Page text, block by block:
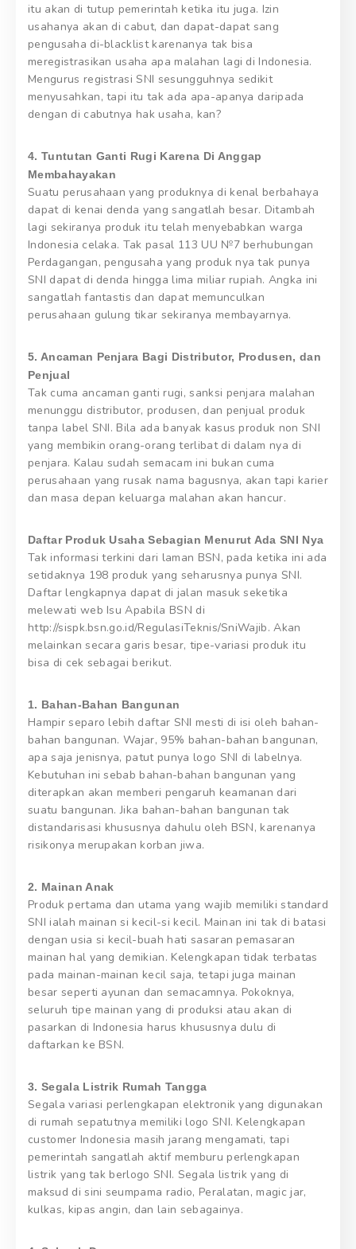
itu akan di tutup pemerintah ketika itu juga. Izin
usahanya akan di cabut, dan dapat-dapat sang
pengusaha di-blacklist karenanya tak bisa
meregistrasikan usaha apa malahan lagi di Indonesia.
Mengurus registrasi SNI sesungguhnya sedikit
menyusahkan, tapi itu tak ada apa-apanya daripada
dengan di cabutnya hak usaha, kan?
4. Tuntutan Ganti Rugi Karena Di Anggap
Membahayakan
Suatu perusahaan yang produknya di kenal berbahaya
dapat di kenai denda yang sangatlah besar. Ditambah
lagi sekiranya produk itu telah menyebabkan warga
Indonesia celaka. Tak pasal 113 UU №7 berhubungan
Perdagangan, pengusaha yang produk nya tak punya
SNI dapat di denda hingga lima miliar rupiah. Angka ini
sangatlah fantastis dan dapat memunculkan
perusahaan gulung tikar sekiranya membayarnya.
5. Ancaman Penjara Bagi Distributor, Produsen, dan
Penjual
Tak cuma ancaman ganti rugi, sanksi penjara malahan
menunggu distributor, produsen, dan penjual produk
tanpa label SNI. Bila ada banyak kasus produk non SNI
yang membikin orang-orang terlibat di dalam nya di
penjara. Kalau sudah semacam ini bukan cuma
perusahaan yang rusak nama bagusnya, akan tapi karier
dan masa depan keluarga malahan akan hancur.
Daftar Produk Usaha Sebagian Menurut Ada SNI Nya
Tak informasi terkini dari laman BSN, pada ketika ini ada
setidaknya 198 produk yang seharusnya punya SNI.
Daftar lengkapnya dapat di jalan masuk seketika
melewati web Isu Apabila BSN di
http://sispk.bsn.go.id/RegulasiTeknis/SniWajib. Akan
melainkan secara garis besar, tipe-variasi produk itu
bisa di cek sebagai berikut.
1. Bahan-Bahan Bangunan
Hampir separo lebih daftar SNI mesti di isi oleh bahan-
bahan bangunan. Wajar, 95% bahan-bahan bangunan,
apa saja jenisnya, patut punya logo SNI di labelnya.
Kebutuhan ini sebab bahan-bahan bangunan yang
diterapkan akan memberi pengaruh keamanan dari
suatu bangunan. Jika bahan-bahan bangunan tak
distandarisasi khususnya dahulu oleh BSN, karenanya
risikonya merupakan korban jiwa.
2. Mainan Anak
Produk pertama dan utama yang wajib memiliki standard
SNI ialah mainan si kecil-si kecil. Mainan ini tak di batasi
dengan usia si kecil-buah hati sasaran pemasaran
mainan hal yang demikian. Kelengkapan tidak terbatas
pada mainan-mainan kecil saja, tetapi juga mainan
besar seperti ayunan dan semacamnya. Pokoknya,
seluruh tipe mainan yang di produksi atau akan di
pasarkan di Indonesia harus khususnya dulu di
daftarkan ke BSN.
3. Segala Listrik Rumah Tangga
Segala variasi perlengkapan elektronik yang digunakan
di rumah sepatutnya memiliki logo SNI. Kelengkapan
customer Indonesia masih jarang mengamati, tapi
pemerintah sangatlah aktif memburu perlengkapan
listrik yang tak berlogo SNI. Segala listrik yang di
maksud di sini seumpama radio, Peralatan, magic jar,
kulkas, kipas angin, dan lain sebagainya.